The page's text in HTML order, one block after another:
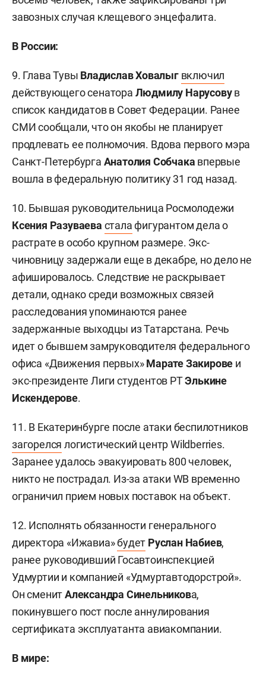
завозных случая клещевого энцефалита.
В России:
9. Глава Тувы Владислав Ховалыг включил
действующего сенатора Людмилу Нарусовув
список кандидатов в Совет Федерации. Ранее
СМИ сообщали, что он якобы не планирует
продлевать ее полномочия. Вдова первого мэра
Санкт-Петербурга Анатолия Собчака впервые
вошла в федеральную политику 31 год назад.
10. Бывшая руководительница Росмолодежи
Ксения Разуваева стала фигурантом дела о
растрате в особо крупном размере. Экс-
чиновницу задержали еще в декабре, но дело не
афишировалось. Следствие не раскрывает
детали, однако среди возможных связей
расследования упоминаются ранее
задержанные выходцы из Татарстана. Речь
идет о бывшем замруководителя федерального
офиса «Движения первых»Марате Закирове и
экс-президенте Лиги студентов РТЭлькине
Искендерове.
11. В Екатеринбурге после атаки беспилотников
загорелся логистический центр Wildberries.
Заранее удалось эвакуировать 800 человек,
никто не пострадал. Из-за атаки WB временно
ограничил прием новых поставок на объект.
12. Исполнять обязанности генерального
директора «Ижавиа»будет Руслан Набиев,
ранее руководивший Госавтоинспекцией
Удмуртии и компанией «Удмуртавтодорстрой».
Он сменитАлександра Синельникова,
покинувшего пост после аннулирования
сертификата эксплуатанта авиакомпании.
В мире: